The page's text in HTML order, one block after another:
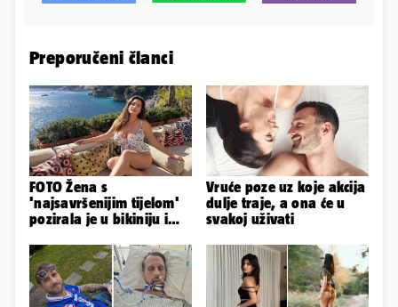
Preporučeni članci
FOTO Žena s
'najsavršenijim tijelom'
pozirala je u bikiniju i
obline...
Vruće poze uz koje akcija
dulje traje, a ona će u
svakoj uživati